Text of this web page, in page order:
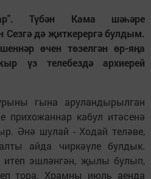
Түбән Кама шәһәре
Сезгә дә җиткерергә булдым.
өчен төзелгән өр-яңа
үз телебездә архиерей
гына аруландырылган
прихожаннар кабул итәсенә
Әнә шулай - Ходай теләве,
айда чиркәүле булдык.
итеп эшләнгән, җылы булып,
тора. Храмны июль аенда